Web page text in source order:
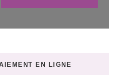
EN LIGNE